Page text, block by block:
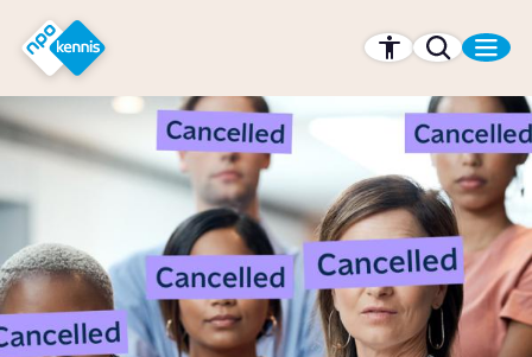
Hét kennisplatform van de NPO